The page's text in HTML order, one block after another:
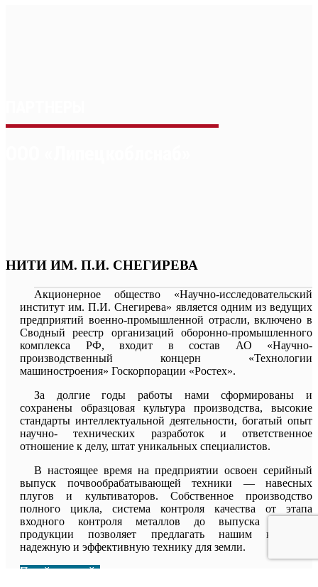
НИТИ ИМ. П.И. СНЕГИРЕВА
Акционерное общество «Научно-исследовательский
институт им. П.И. Снегирева» является одним из ведущих
предприятий военно-промышленной отрасли, включено в
Сводный реестр организаций оборонно-промышленного
комплекса РФ, входит в состав АО «Научно-
производственный концерн «Технологии
машиностроения» Госкорпорации «Ростех».
За долгие годы работы нами сформированы и
сохранены образцовая культура производства, высокие
стандарты интеллектуальной деятельности, богатый опыт
научно- технических разработок и ответственное
отношение к делу, штат уникальных специалистов.
В настоящее время на предприятии освоен серийный
выпуск почвообрабатывающей техники — навесных
плугов и культиваторов. Собственное производство
полного цикла, система контроля качества от этапа
входного контроля металлов до выпуска готовой
продукции позволяет предлагать нашим клиентам
надежную и эффективную технику для земли.
Перейти на сайт